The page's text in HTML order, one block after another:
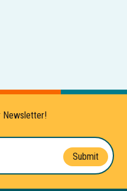
Newsletter!
Submit